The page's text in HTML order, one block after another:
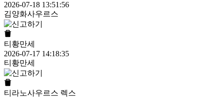
2026-07-18 13:51:56
김양화사우르스
티황만세
2026-07-17 14:18:35
티황만세
티라노사우르스 렉스